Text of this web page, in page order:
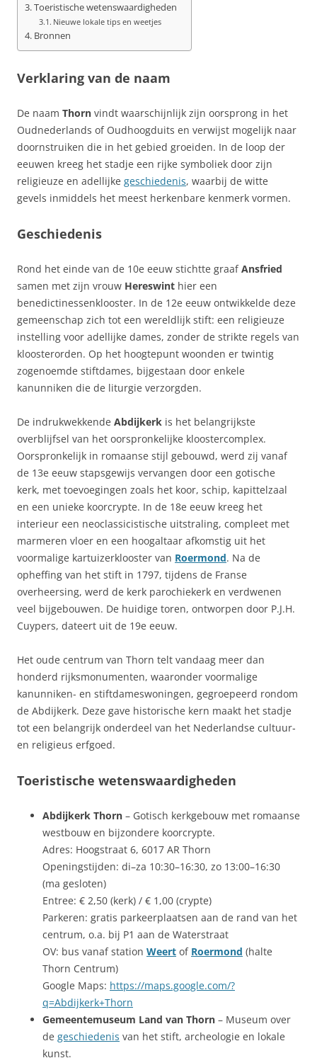
Toeristische wetenswaardigheden
Nieuwe lokale tips en weetjes
Bronnen
Verklaring van de naam
De naam Thorn vindt waarschijnlijk zijn oorsprong in het
Oudnederlands of Oudhoogduits en verwijst mogelijk naar
doornstruiken die in het gebied groeiden. In de loop der
eeuwen kreeg het stadje een rijke symboliek door zijn
religieuze en adellijke geschiedenis, waarbij de witte
gevels inmiddels het meest herkenbare kenmerk vormen.
Geschiedenis
Rond het einde van de 10e eeuw stichtte graafAnsfried
samen met zijn vrouw Hereswint hier een
benedictinessenklooster. In de 12e eeuw ontwikkelde deze
gemeenschap zich tot een wereldlijk stift: een religieuze
instelling voor adellijke dames, zonder de strikte regels van
kloosterorden. Op het hoogtepunt woonden er twintig
zogenoemde stiftdames, bijgestaan door enkele
kanunniken die de liturgie verzorgden.
De indrukwekkende Abdijkerk is het belangrijkste
overblijfsel van het oorspronkelijke kloostercomplex.
Oorspronkelijk in romaanse stijl gebouwd, werd zij vanaf
de 13e eeuw stapsgewijs vervangen door een gotische
kerk, met toevoegingen zoals het koor, schip, kapittelzaal
en een unieke koorcrypte. In de 18e eeuw kreeg het
interieur een neoclassicistische uitstraling, compleet met
marmeren vloer en een hoogaltaar afkomstig uit het
voormalige kartuizerklooster van Roermond. Na de
opheffing van het stift in 1797, tijdens de Franse
overheersing, werd de kerk parochiekerk en verdwenen
veel bijgebouwen. De huidige toren, ontworpen door P.J.H.
Cuypers, dateert uit de 19e eeuw.
Het oude centrum van Thorn telt vandaag meer dan
honderd rijksmonumenten, waaronder voormalige
kanunniken- en stiftdameswoningen, gegroepeerd rondom
de Abdijkerk. Deze gave historische kern maakt het stadje
tot een belangrijk onderdeel van het Nederlandse cultuur‑
en religieus erfgoed.
Toeristische wetenswaardigheden
Abdijkerk Thorn – Gotisch kerkgebouw met romaanse
westbouw en bijzondere koorcrypte.
Adres: Hoogstraat 6, 6017 AR Thorn
Openingstijden: di–za 10:30–16:30, zo 13:00–16:30
(ma gesloten)
Entree: € 2,50 (kerk) / € 1,00 (crypte)
Parkeren: gratis parkeerplaatsen aan de rand van het
centrum, o.a. bij P1 aan de Waterstraat
OV: bus vanaf station Weert of Roermond (halte
Thorn Centrum)
Google Maps: https://maps.google.com/?
q=Abdijkerk+Thorn
Gemeentemuseum Land van Thorn – Museum over
de geschiedenis van het stift, archeologie en lokale
kunst.